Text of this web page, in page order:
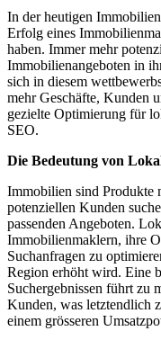
In der heutigen
Erfolg eines
haben. Immer mehr
Immobilienangeboten in
sich in diesem
mehr Geschäfte, Kunden
gezielte Optimierung für
SEO.
Die Bedeutung von
Immobilien sind Produkte
potenziellen Kunden
passenden Angeboten.
Immobilienmaklern, ihre
Suchanfragen zu
Region erhöht wird. Eine
Suchergebnissen führt zu
Kunden, was letztendlich
einem grösseren